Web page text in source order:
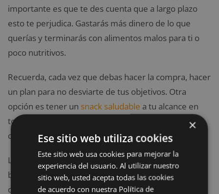
importante es que te des cuenta que a largo plazo
esto te perjudica. Gastarás más dinero de lo que
querías y terminarás con alimentos malos para ti o
poco nutritivos.
Recuerda, cada vez que debas hacer la compra, hacer
un plan para no desviarte de tus objetivos. Otra
opción es tener un snack saludable a tu alcance en
todo momento para que tu estómago sea aplacado
con facilidad.
Los snacks saludables deben proporcionar un
balance de proteínas, grasas y carbohidratos para
que sean capaces de mantenerte satisfecho durante
×
Ese sitio web utiliza cookies
Este sitio web usa cookies para mejorar la
experiencia del usuario. Al utilizar nuestro
sitio web, usted acepta todas las cookies
de acuerdo con nuestra Política de